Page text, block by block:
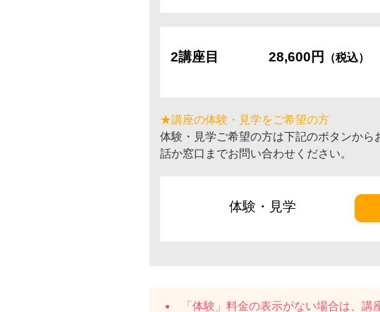
2講座目 28,600円 （税込）
★講座の体験・見学をご希望の方
体験・見学ご希望の方は下記のボタンから
話か窓口までお問い合わせください。
体験・見学
「体験」料金の表示がない場合は、講